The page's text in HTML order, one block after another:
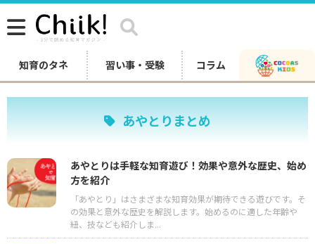
知育のタネ 習い事・受験 コラム
あやとりまとめ
あやとりは手軽な知育遊び！効果や意外な歴史、始め
方を紹介
「あやとり」はさまざまな知育効果が期待できる遊びです。そ
の効果と意外な歴史を解説します。始めるのに適した年齢や
紐、技なども紹介しま...